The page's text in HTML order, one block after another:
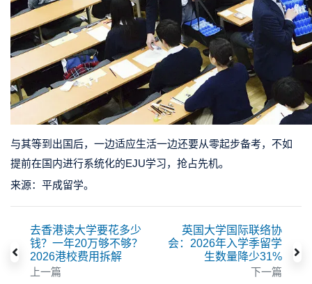
与其等到出国后，一边适应生活一边还要从零起步备考，不如
提前在国内进行系统化的EJU学习，抢占先机。
来源：平成留学。
去香港读大学要花多少
钱？一年20万够不够？
2026港校费用拆解
上一篇
英国大学国际联络协
会：2026年入学季留学
生数量降少31%
下一篇